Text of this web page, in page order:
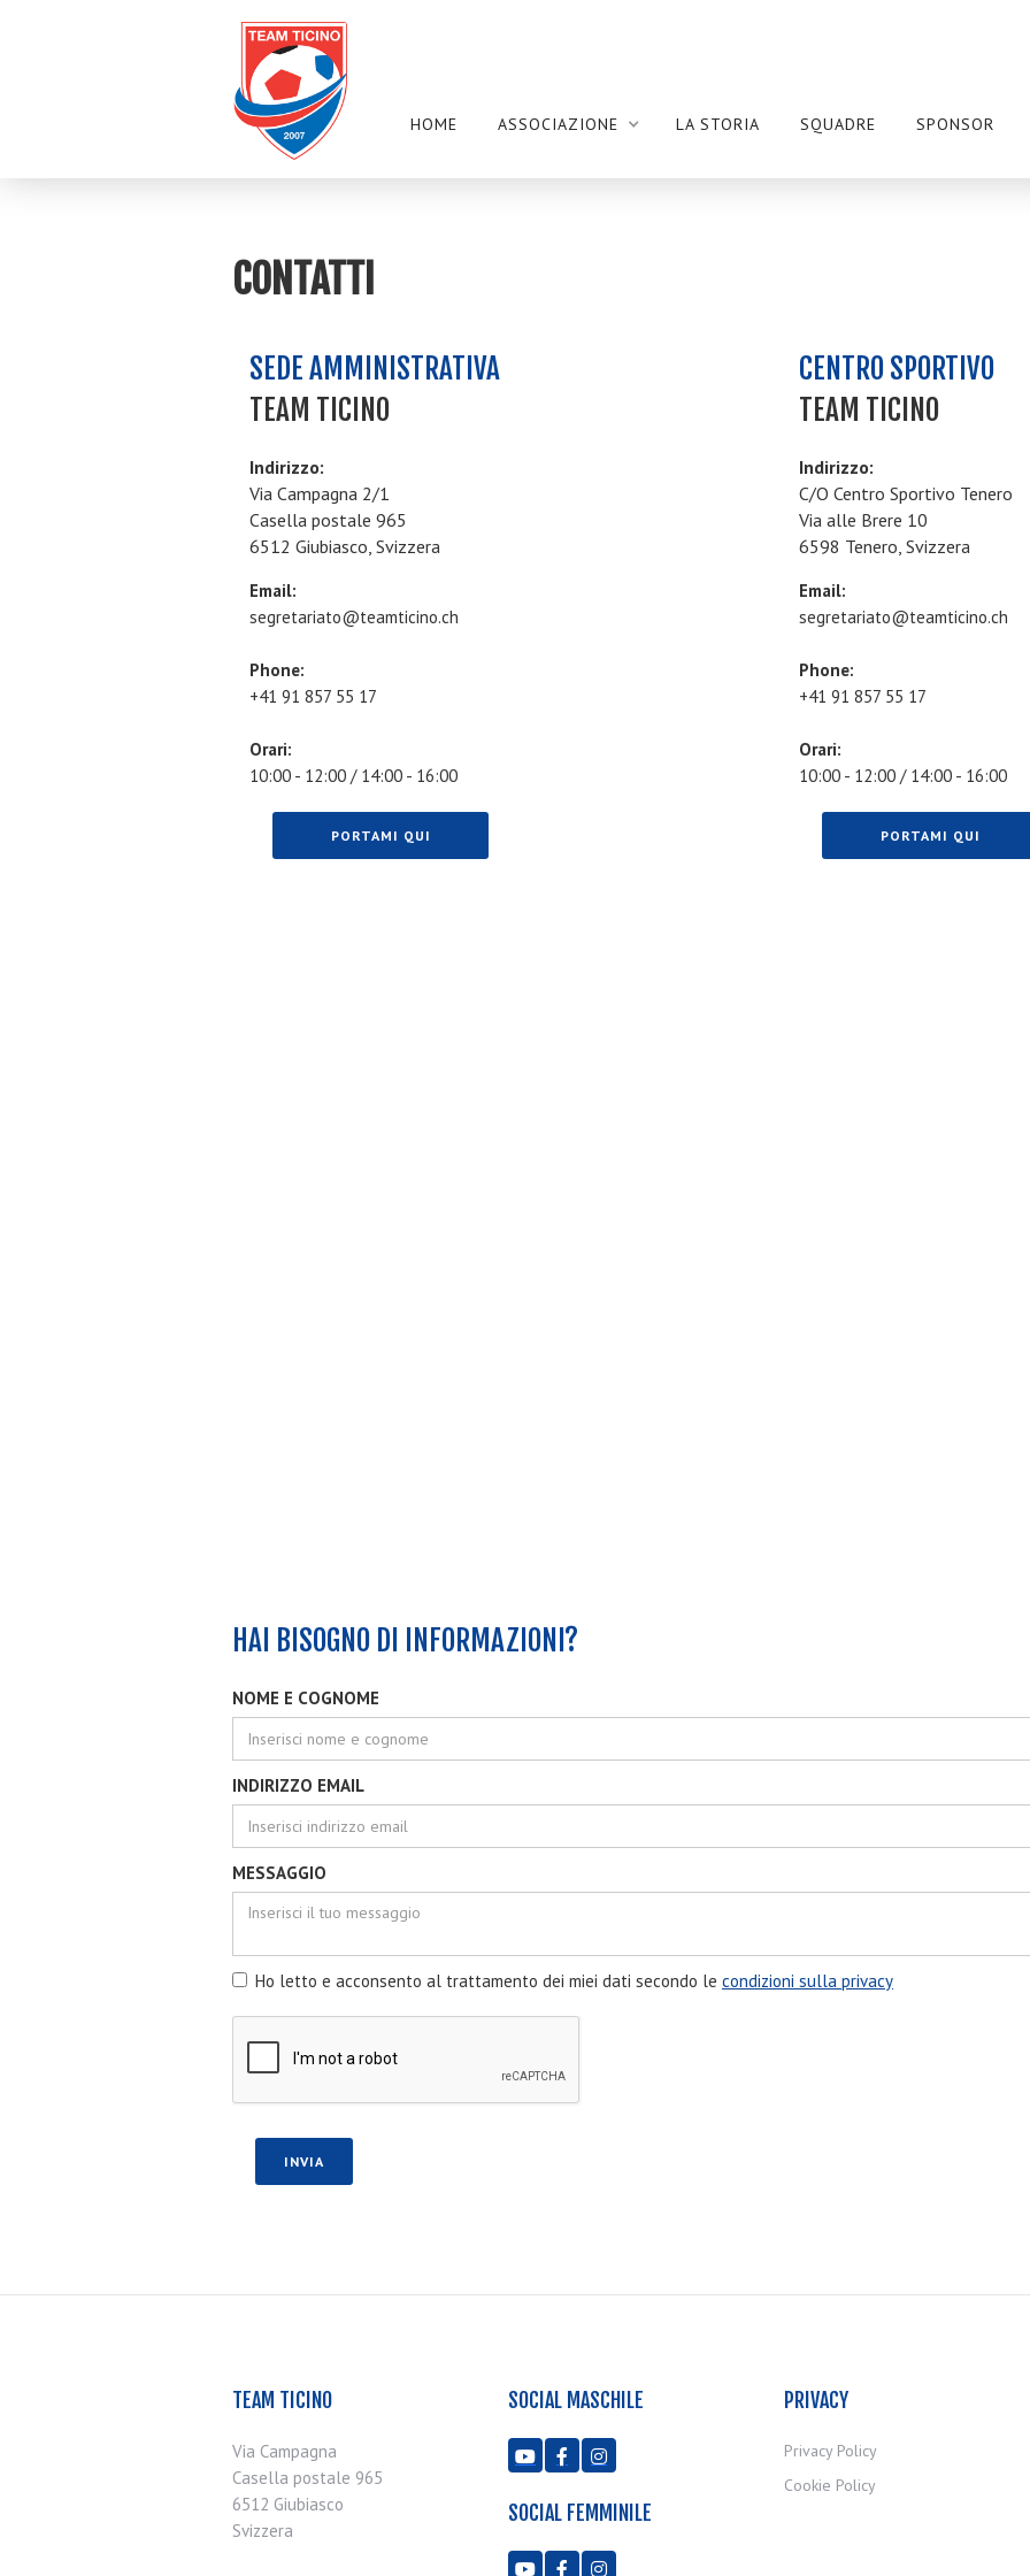
HOME ASSOCIAZIONE LA STORIA SQUADRE SPONSOR
CONTATTI
SEDE AMMINISTRATIVA
TEAM TICINO
Indirizzo:
Via Campagna 2/1
Casella postale 965
6512 Giubiasco, Svizzera
Email:
segretariato@teamticino.ch
Phone:
+41 91 857 55 17
Orari:
10:00 - 12:00 / 14:00 - 16:00
PORTAMI QUI
CENTRO SPORTIVO
TEAM TICINO
Indirizzo:
C/O Centro Sportivo Tenero
Via alle Brere 10
6598 Tenero, Svizzera
Email:
segretariato@teamticino.ch
Phone:
+41 91 857 55 17
Orari:
10:00 - 12:00 / 14:00 - 16:00
PORTAMI QUI
HAI BISOGNO DI INFORMAZIONI?
NOME E COGNOME
INDIRIZZO EMAIL
MESSAGGIO
Ho letto e acconsento al trattamento dei miei dati secondo le condizioni sulla privacy
TEAM TICINO
Via Campagna
Casella postale 965
6512 Giubiasco
Svizzera
SOCIAL MASCHILE
  
SOCIAL FEMMINILE
  
PRIVACY
Privacy Policy
Cookie Policy